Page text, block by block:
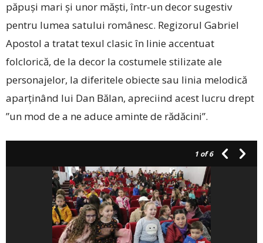
păpuşi mari şi unor măşti, într-un decor sugestiv
pentru lumea satului românesc. Regizorul Gabriel
Apostol a tratat texul clasic în linie accentuat
folclorică, de la decor la costumele stilizate ale
personajelor, la diferitele obiecte sau linia melodică
aparținând lui Dan Bălan, apreciind acest lucru drept
”un mod de a ne aduce aminte de rădăcini”.
1 of 6